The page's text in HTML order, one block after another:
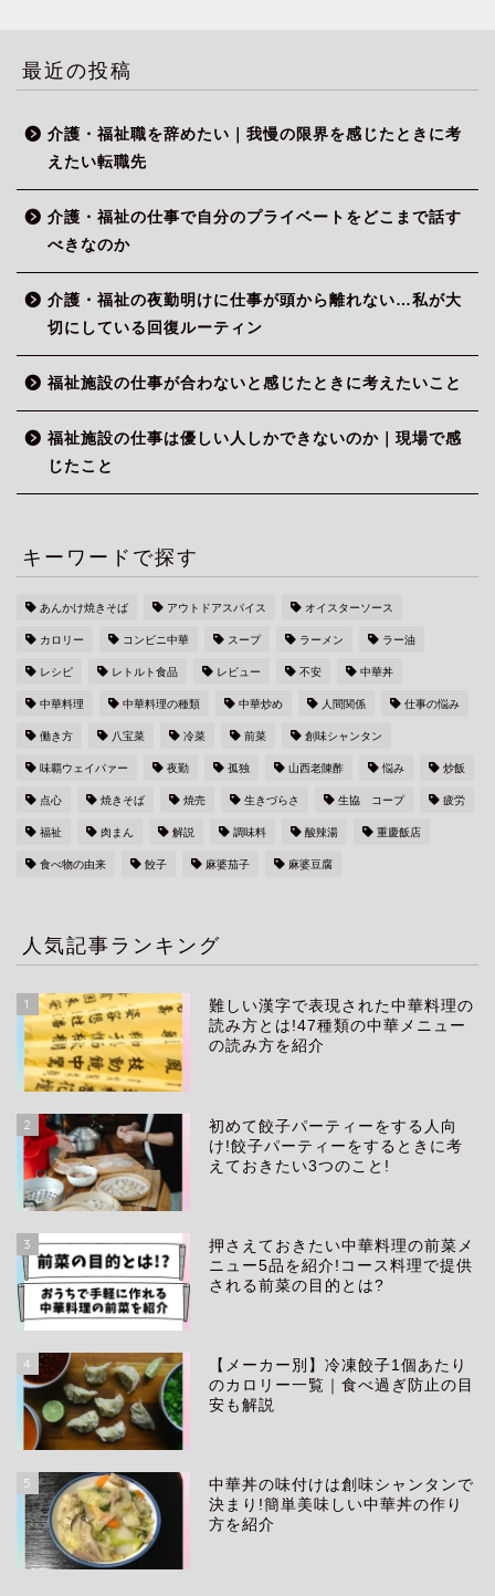
最近の投稿
介護・福祉職を辞めたい｜我慢の限界を感じたときに考
えたい転職先
介護・福祉の仕事で自分のプライベートをどこまで話す
べきなのか
介護・福祉の夜勤明けに仕事が頭から離れない…私が大
切にしている回復ルーティン
福祉施設の仕事が合わないと感じたときに考えたいこと
福祉施設の仕事は優しい人しかできないのか｜現場で感
じたこと
キーワードで探す
あんかけ焼きそば アウトドアスパイス オイスターソース
カロリー コンビニ中華 スープ ラーメン ラー油
レシピ レトルト食品 レビュー 不安 中華丼
中華料理 中華料理の種類 中華炒め 人間関係 仕事の悩み
働き方 八宝菜 冷菜 前菜 創味シャンタン
味覇ウェイパァー 夜勤 孤独 山西老陳酢 悩み 炒飯
点心 焼きそば 焼売 生きづらさ 生協 コープ 疲労
福祉 肉まん 解説 調味料 酸辣湯 重慶飯店
食べ物の由来 餃子 麻婆茄子 麻婆豆腐
人気記事ランキング
1
難しい漢字で表現された中華料理の
読み方とは!47種類の中華メニュー
の読み方を紹介
2
初めて餃子パーティーをする人向
け!餃子パーティーをするときに考
えておきたい3つのこと!
3
押さえておきたい中華料理の前菜メ
ニュー5品を紹介!コース料理で提供
される前菜の目的とは?
4
【メーカー別】冷凍餃子1個あたり
のカロリー一覧｜食べ過ぎ防止の目
安も解説
5
中華丼の味付けは創味シャンタンで
決まり!簡単美味しい中華丼の作り
方を紹介
生き方
中華料理